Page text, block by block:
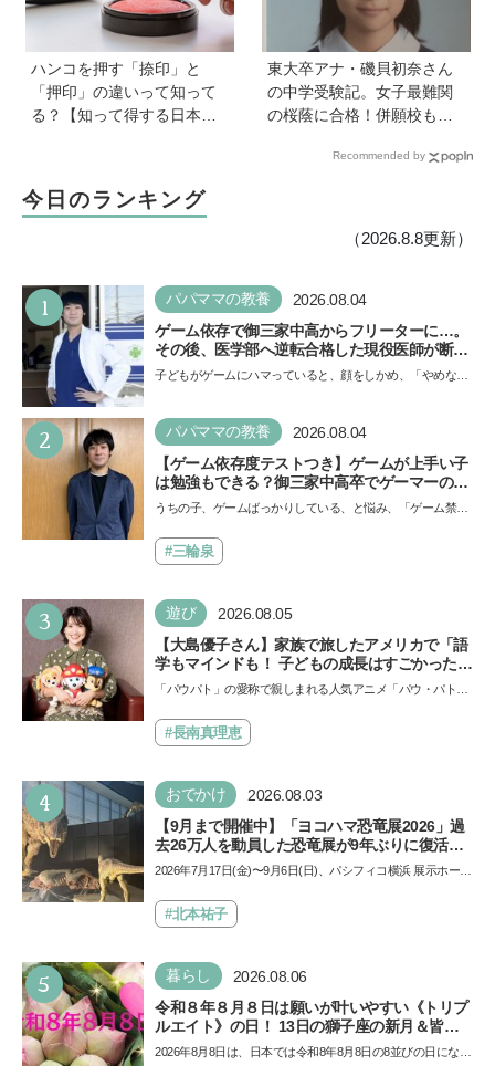
ハンコを押す「捺印」と
「押印」の違いって知って
る？【知って得する日本語
東大卒アナ・磯貝初奈さん
の中学受験記。女子最難関
の桜蔭に合格！併願校も魅
声かけは「睡眠が何より大
Recommended by
今日のランキング
（2026.8.8更新）
1 パパママの教養 2026.08.04
ゲーム依存で御三家中高からフリーターに…。
その後、医学部へ逆転合格した現役医師が断言
「ゲームの経験が受験勉強に役立った」そう考
子どもがゲームにハマっていると、顔をしかめ、「やめなさ
い…
2 パパママの教養 2026.08.04
【ゲーム依存度テストつき】ゲームが上手い子
は勉強もできる？御三家中高卒でゲーマーの医
師・阿部智史さんが教えるゲームしながら受験
うちの子、ゲームばっかりしている、と悩み、「ゲーム禁
も…
#三輪泉
3 遊び 2026.08.05
【大島優子さん】家族で旅したアメリカで「語
学もマインドも！ 子どもの成長はすごかった」
声優をつとめた映画『パウ・パトロール ザ・ダ
できると子どもに知ってほしい
「パウパト」の愛称で親しまれる人気アニメ「パウ・パトロ
ザ…
#長南真理恵
4 おでかけ 2026.08.03
【9月まで開催中】「ヨコハマ恐竜展2026」過
去26万人を動員した恐竜展が9年ぶりに復活！
夏休みのおでかけで楽しむポイントを完全ガイ
2026年7月17日(金)〜9月6日(日)、パシフィコ横浜 展示ホール
催…
#北本祐子
5 暮らし 2026.08.06
令和８年８月８日は願いが叶いやすい《トリプ
ルエイト》の日！ 13日の獅子座の新月＆皆既
日食の影響にも注目
2026年8月8日は、日本では令和8年8月8日の8並びの日になり